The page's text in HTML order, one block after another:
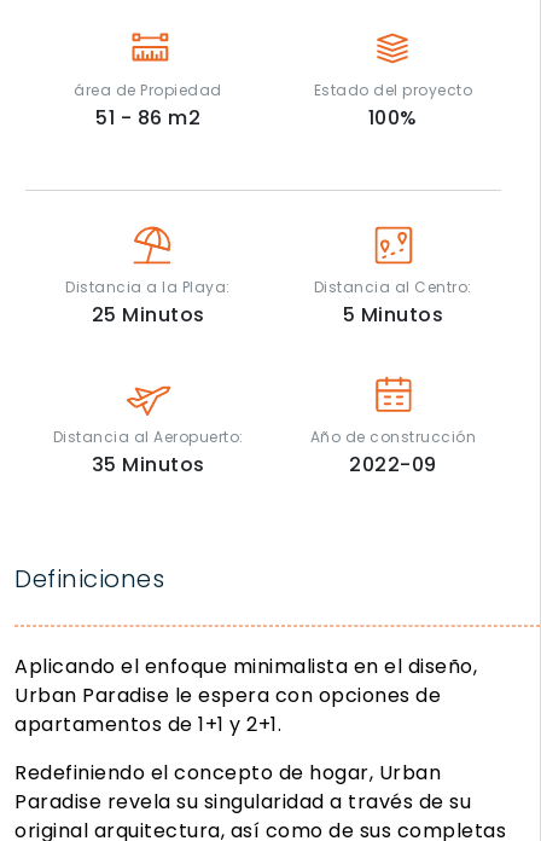
área de Propiedad
51 - 86 m2
Estado del proyecto
100%
Distancia a la Playa:
25 Minutos
Distancia al Centro:
5 Minutos
Distancia al Aeropuerto:
35 Minutos
Año de construcción
2022-09
Definiciones
Aplicando el enfoque minimalista en el diseño,
Urban Paradise le espera con opciones de
apartamentos de 1+1 y 2+1.
Redefiniendo el concepto de hogar, Urban
Paradise revela su singularidad a través de su
original arquitectura, así como de sus completas